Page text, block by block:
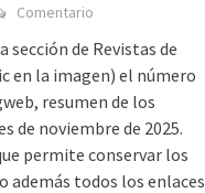
Comentario
sección de Revistas de
en la imagen) el número
resumen de los
de noviembre de 2025.
permite conservar los
además todos los enlaces